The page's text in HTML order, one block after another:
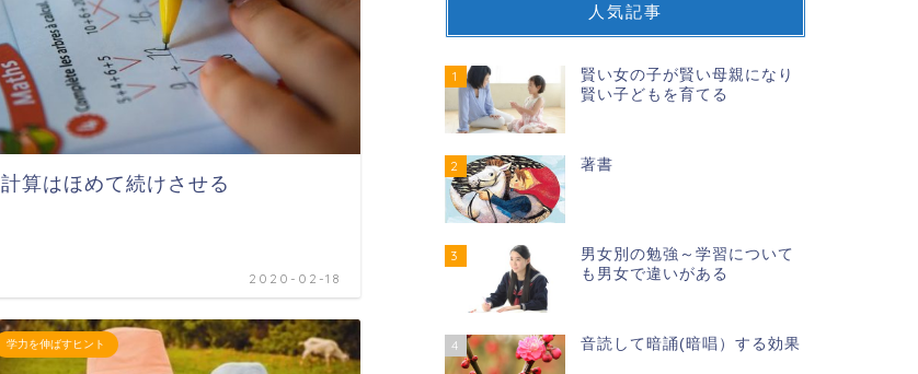
計算はほめて続けさせる
2020-02-18
学力を伸ばすヒント
伸びるほめ方
人気記事
1
賢い女の子が賢い母親になり
賢い子どもを育てる
2 著書
3
男女別の勉強～学習について
も男女で違いがある
4 音読して暗誦(暗唱）する効果